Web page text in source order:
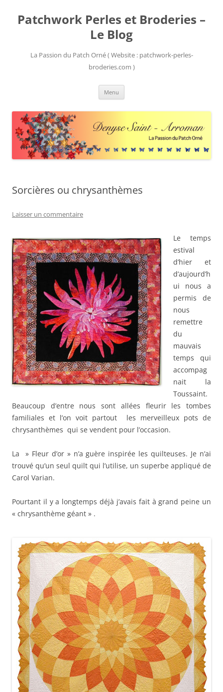
Patchwork Perles et Broderies –
Le Blog
La Passion du Patch Orné ( Website : patchwork-perles-
broderies.com )
Menu
Sorcières ou chrysanthèmes
Laisser un commentaire
Le temps
estival
d’hier et
d’aujourd’h
ui nous a
permis de
nous
remettre
du
mauvais
temps qui
accompag
nait la
Toussaint.
Beaucoup d’entre nous sont allées fleurir les tombes
familiales et l’on voit partout les merveilleux pots de
chrysanthèmes qui se vendent pour l’occasion.
La » Fleur d’or » n’a guère inspirée les quilteuses. Je n’ai
trouvé qu’un seul quilt qui l’utilise, un superbe appliqué de
Carol Varian.
Pourtant il y a longtemps déjà j’avais fait à grand peine un
« chrysanthème géant » .